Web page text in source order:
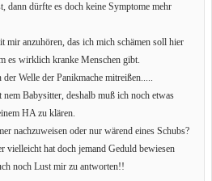
dann dürfte es doch keine Symptome mehr
mir anzuhören, das ich mich schämen soll hier
es wirklich kranke Menschen gibt.
Welle der Panikmache mitreißen.....
Babysitter, deshalb muß ich noch etwas
HA zu klären.
nachzuweisen oder nur wärend eines Schubs?
vielleicht hat doch jemand Geduld bewiesen
noch Lust mir zu antworten!!